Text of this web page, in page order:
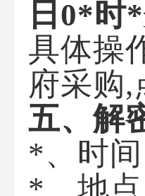
日0*时
具体操
府采购
五、解
*、时间
*、地